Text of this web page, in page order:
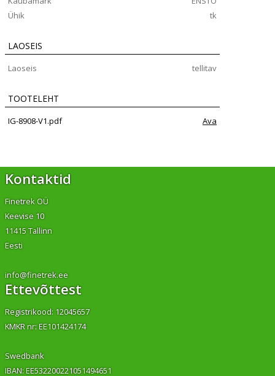
Ühik
tk
LAOSEIS
Laoseis tellitav
TOOTELEHT
IG-8908-V1.pdf Ava
Kontaktid
Finetrek OÜ
Keevise 10
11415 Tallinn
Eesti
info@finetrek.ee
Ettevõttest
Registrikood: 12045657
KMKR nr: EE101424174
Swedbank
IBAN: EE532200221051494651